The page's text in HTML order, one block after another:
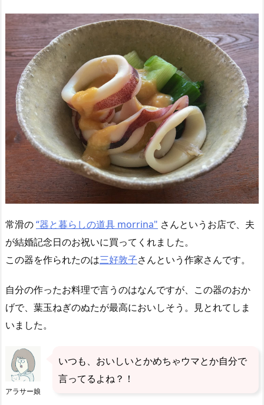
常滑の“器と暮らしの道具 morrina" さんというお店で、夫
が結婚記念日のお祝いに買ってくれました。
この器を作られたのは三好敦子さんという作家さんです。
自分の作ったお料理で言うのはなんですが、この器のおか
げで、葉玉ねぎのぬたが最高においしそう。見とれてしま
いました。
アラサー娘
いつも、おいしいとかめちゃウマとか自分で
言ってるよね？！